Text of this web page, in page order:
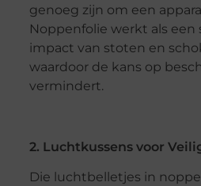
genoeg zijn om een
Noppenfolie werkt als een
impact van stoten en
waardoor de kans op
vermindert.
2. Luchtkussens voor
Die luchtbelletjes in